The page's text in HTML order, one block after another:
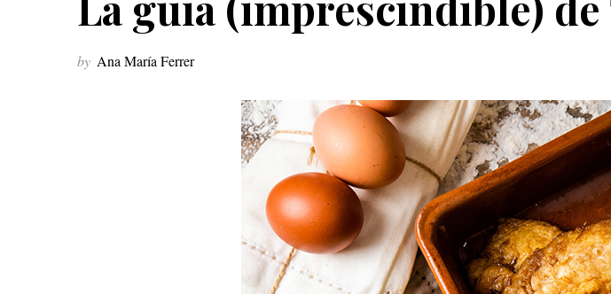
by Ana María Ferrer